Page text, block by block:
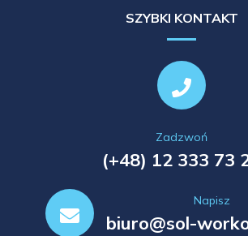
SZYBKI KONTAKT
Zadzwoń
(+48) 12 333 73
Napisz
biuro@sol-